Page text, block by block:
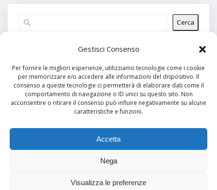
Gestisci Consenso
Per fornire le migliori esperienze, utilizziamo tecnologie come i cookie
per memorizzare e/o accedere alle informazioni del dispositivo. Il
consenso a queste tecnologie ci permetterà di elaborare dati come il
comportamento di navigazione o ID unici su questo sito. Non
acconsentire o ritirare il consenso può influire negativamente su alcune
caratteristiche e funzioni.
Accetta
Nega
Visualizza le preferenze
Cerca
Articoli recenti
Commenti recenti
Nessun commento da mostrare.
Nessun archivio da mostrare.
Categorie
Nessuna categoria